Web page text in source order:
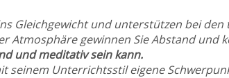
Gleichgewicht und unterstützen bei den
Atmosphäre gewinnen Sie Abstand und
und meditativ sein kann.
seinem Unterrichtsstil eigene